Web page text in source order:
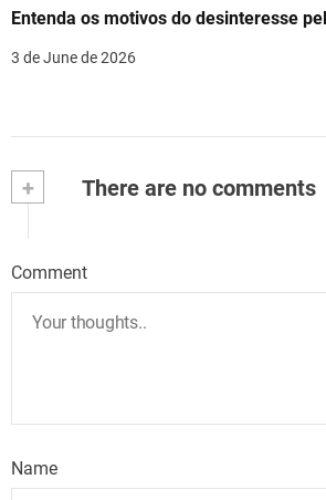
Entenda os motivos do desinteresse
3 de June de 2026
+ There are no comments
Comment
Name